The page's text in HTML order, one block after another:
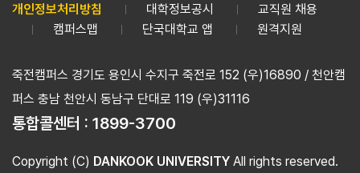
개인정보처리방침 대학정보공시
교직원 채용
캠퍼스맵
단국대학교 앱 원격지원
죽전캠퍼스 경기도 용인시 수지구 죽전로 152 (우)16890 / 천안캠
퍼스 충남 천안시 동남구 단대로 119 (우)31116
통합콜센터 : 1899-3700
Copyright (C) DANKOOK UNIVERSITY All rights reserved.